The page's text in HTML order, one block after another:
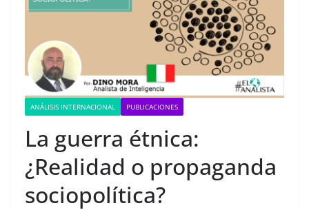
ANÁLISIS INTERNACIONAL PUBLICACIONES
La guerra étnica:
¿Realidad o propaganda
sociopolítica?